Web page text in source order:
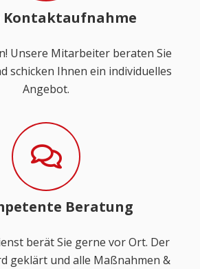
Kontaktaufnahme
Unsere Mitarbeiter beraten Sie
schicken Ihnen ein individuelles
Angebot.
Beratung
berät Sie gerne vor Ort. Der
geklärt und alle Maßnahmen &